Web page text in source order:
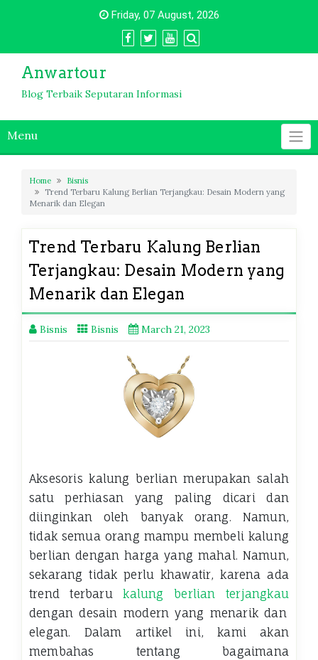
Friday, 07 August, 2026
Anwartour
Blog Terbaik Seputaran Informasi
Menu
Home
Bisnis
Trend Terbaru Kalung Berlian Terjangkau: Desain Modern yang
Menarik dan Elegan
Trend Terbaru Kalung Berlian
Terjangkau: Desain Modern yang
Menarik dan Elegan
Bisnis Bisnis March 21, 2023
Aksesoris kalung berlian merupakan salah
satu perhiasan yang paling dicari dan
diinginkan oleh banyak orang. Namun,
tidak semua orang mampu membeli kalung
berlian dengan harga yang mahal. Namun,
sekarang tidak perlu khawatir, karena ada
trend terbarukalung berlian terjangkau
dengan desain modern yang menarik dan
elegan. Dalam artikel ini, kami akan
membahas tentang bagaimana